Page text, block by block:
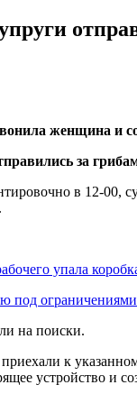
женщина и
в 12-
упала
под
на поиски.
приехали к
устройство и